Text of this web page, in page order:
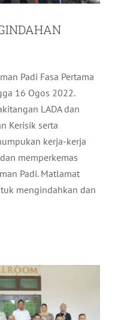
Padi Fasa Pertama
16 Ogos 2022.
LADA dan
Kerisik serta
kerja-kerja
memperkemas
Padi. Matlamat
mengindahkan dan
PENASIHAT